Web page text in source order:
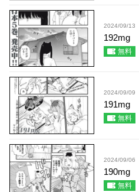
2024/09/13
192mg
無料
2024/09/09
191mg
無料
2024/09/06
190mg
無料